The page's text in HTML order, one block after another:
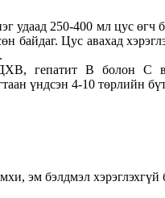
удаад 250-400 мл цус
байдаг. Цус авахад
гепатит В болон С
үндсэн 4-10 төрлийн
эм бэлдмэл хэрэглэхгүй